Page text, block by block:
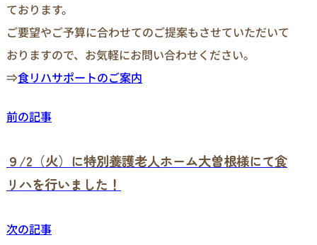
ております。
ご要望やご予算に合わせてのご提案もさせていただいて
おりますので、お気軽にお問い合わせください。
⇒食リハサポートのご案内
前の記事
９/2（火）に特別養護老人ホーム大曽根様にて食
リハを行いました！
次の記事